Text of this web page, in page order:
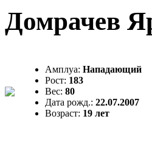
Домрачев
Амплуа: Нападающий
Рост: 183
Вес: 80
Дата рожд.: 22.07.2007
Возраст: 19 лет